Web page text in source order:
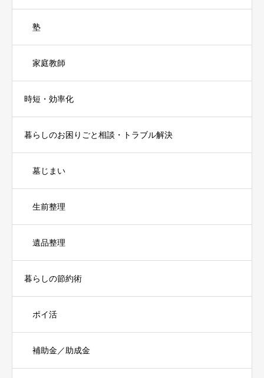
塾
家庭教師
時短・効率化
暮らしのお困りごと相談・トラブル解決
墓じまい
生前整理
遺品整理
暮らしの節約術
ポイ活
補助金／助成金